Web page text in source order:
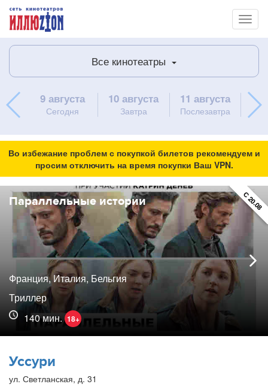
Все кинотеатры
9 августа
Сегодня
10 августа
Завтра
11 августа
Послезавтра
12
Во избежание проблем с покупкой билетов рекомендуем и
просим отключить на время покупки Ваш VPN.
С 20.08
Параллельные истории
Франция, Италия, Бельгия
Триллер
140 мин. 18+
Уссури
ул. Светланская, д. 31